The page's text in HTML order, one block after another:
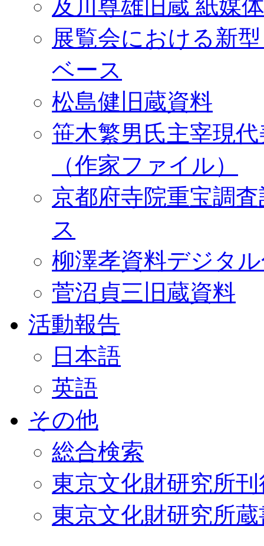
及川尊雄旧蔵 紙媒
展覧会における新
ベース
松島健旧蔵資料
笹木繁男氏主宰現
（作家ファイル）
京都府寺院重宝調
ス
柳澤孝資料デジタ
菅沼貞三旧蔵資料
活動報告
日本語
英語
その他
総合検索
東京文化財研究所
東京文化財研究所